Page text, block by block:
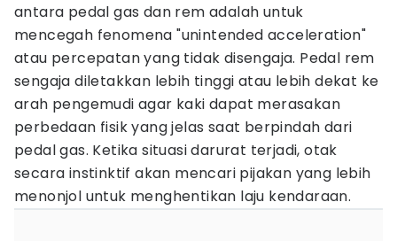
antara pedal gas dan rem adalah untuk
mencegah fenomena "unintended acceleration"
atau percepatan yang tidak disengaja. Pedal rem
sengaja diletakkan lebih tinggi atau lebih dekat ke
arah pengemudi agar kaki dapat merasakan
perbedaan fisik yang jelas saat berpindah dari
pedal gas. Ketika situasi darurat terjadi, otak
secara instinktif akan mencari pijakan yang lebih
menonjol untuk menghentikan laju kendaraan.